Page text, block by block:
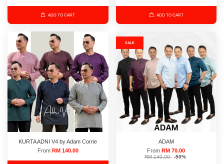
ADD TO CART ADD TO CART
KURTA ADNI V4 by Adam Corrie
From RM 140.00
SALE
ADAM
From RM 70.00
RM 140.00 -50%